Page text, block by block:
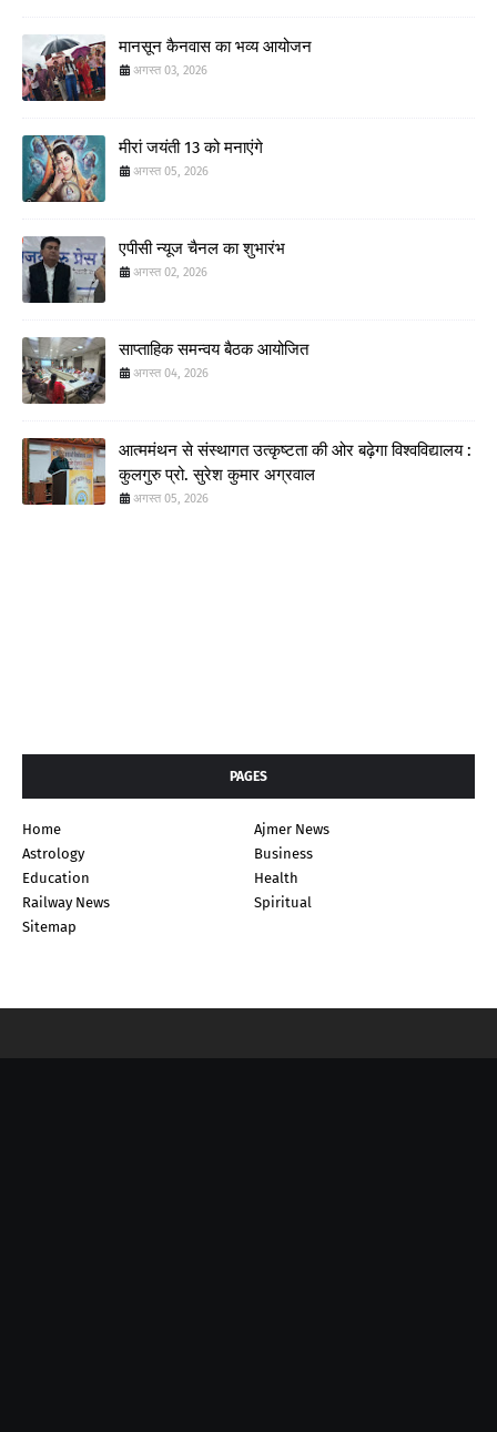
मानसून कैनवास का भव्य आयोजन
अगस्त 03, 2026
मीरां जयंती 13 को मनाएंगे
अगस्त 05, 2026
एपीसी न्यूज चैनल का शुभारंभ
अगस्त 02, 2026
साप्ताहिक समन्वय बैठक आयोजित
अगस्त 04, 2026
आत्ममंथन से संस्थागत उत्कृष्टता की ओर बढ़ेगा विश्वविद्यालय :
कुलगुरु प्रो. सुरेश कुमार अग्रवाल
अगस्त 05, 2026
PAGES
Home
Ajmer News
Astrology
Business
Education
Health
Railway News
Spiritual
Sitemap